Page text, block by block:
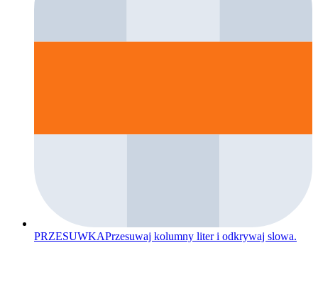
PRZESUWKAPrzesuwaj kolumny liter i odkrywaj slowa.